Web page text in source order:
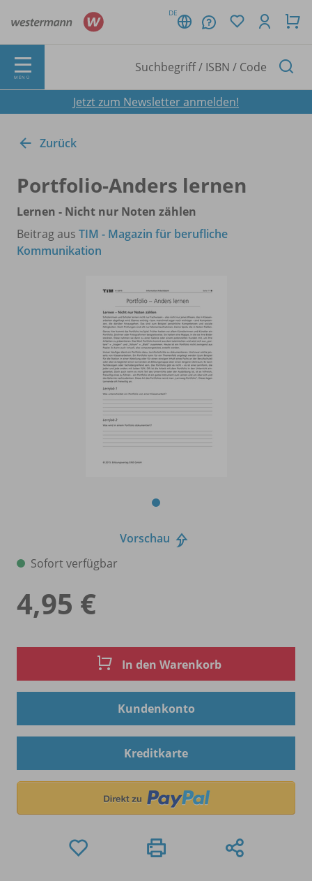
DE
MENÜ
Jetzt zum Newsletter anmelden!
Zurück
Portfolio-Anders lernen
Lernen - Nicht nur Noten zählen
Beitrag aus TIM - Magazin für berufliche
Kommunikation
Vorschau
Sofort verfügbar
4,95 €
In den Warenkorb
Kundenkonto
Kreditkarte